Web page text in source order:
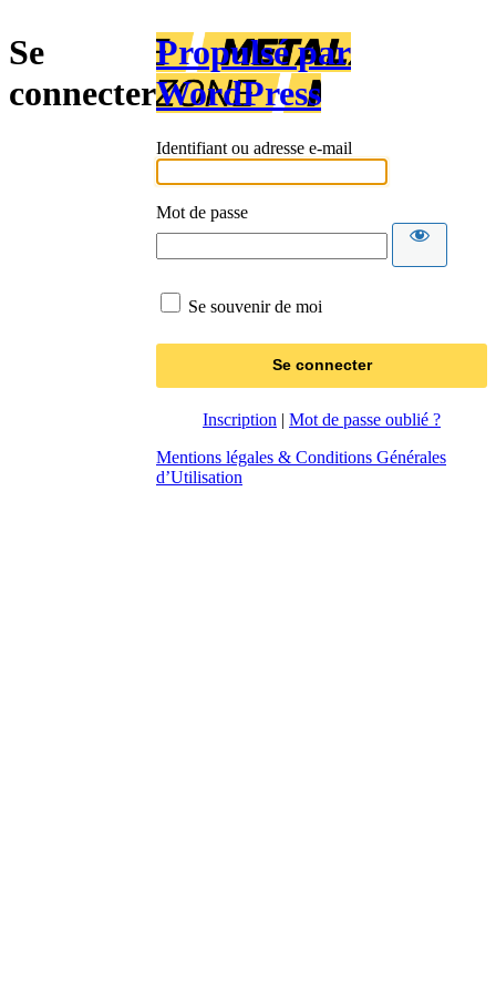
Se
connecter
Propulsé par
WordPress
Identifiant ou adresse e-mail
Mot de passe
Se souvenir de moi
Inscription | Mot de passe oublié ?
Mentions légales & Conditions Générales
d’Utilisation